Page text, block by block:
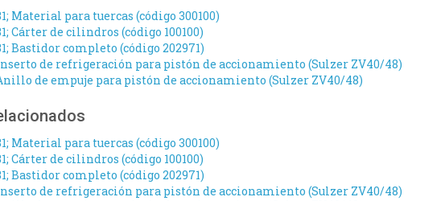
Material para tuercas (código 300100)
Cárter de cilindros (código 100100)
Bastidor completo (código 202971)
de refrigeración para pistón de accionamiento (Sulzer ZV40/48)
de empuje para pistón de accionamiento (Sulzer ZV40/48)
Material para tuercas (código 300100)
Cárter de cilindros (código 100100)
Bastidor completo (código 202971)
de refrigeración para pistón de accionamiento (Sulzer ZV40/48)